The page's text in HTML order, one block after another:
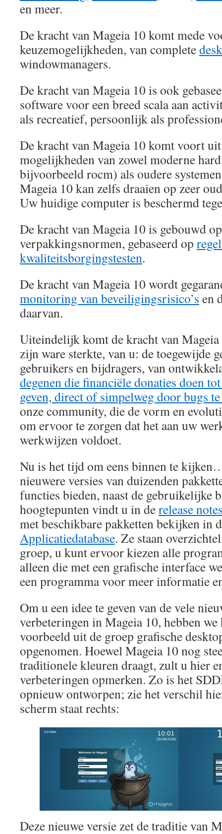
en meer.
De kracht van Mageia 10 komt mede
keuzemogelijkheden, van complete
windowmanagers.
De kracht van Mageia 10 is ook
software voor een breed scala aan
als recreatief, persoonlijk als
De kracht van Mageia 10 komt voort
mogelijkheden van zowel moderne
bijvoorbeeld rocm) als oudere
Mageia 10 kan zelfs draaien op zeer
Uw huidige computer is beschermd
De kracht van Mageia 10 is gebouwd
verpakkingsnormen, gebaseerd op
kwaliteitsborgingstesten.
De kracht van Mageia 10 wordt
monitoring van beveiligingsrisico’s en
daarvan.
Uiteindelijk komt de kracht van Mageia
zijn ware sterkte, van u: de toegewijde
gebruikers en bijdragers, van
degenen die financiële donaties doen
geven, direct of simpelweg door bugs
onze community, die de vorm en
om ervoor te zorgen dat het aan uw
werkwijzen voldoet.
Nu is het tijd om eens binnen te
nieuwere versies van duizenden
functies bieden, naast de gebruikelijke
hoogtepunten vindt u in derelease
met beschikbare pakketten bekijken in
Applicatiedatabase. Ze staan
groep, u kunt ervoor kiezen alle
alleen die met een grafische interface
een programma voor meer informatie
Om u een idee te geven van de vele
verbeteringen in Mageia 10, hebben
voorbeeld uit de groep grafische
opgenomen. Hoewel Mageia 10 nog
traditionele kleuren draagt, zult u hier
verbeteringen opmerken. Zo is het
opnieuw ontworpen; zie het verschil
scherm staat rechts:
Deze nieuwe versie zet de traditie van